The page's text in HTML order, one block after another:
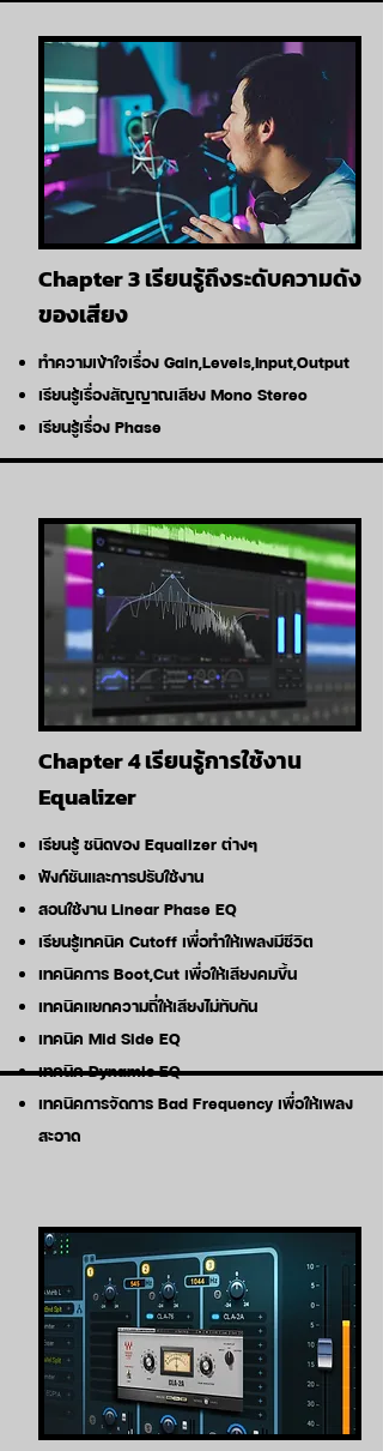
Chapter 3 เรียนรู้ถึงระดับความดัง
ของเสียง
ทำความเข้าใจเรื่อง Gain,Levels,Input,Output
เรียนรู้เรื่องสัญญาณเสียง Mono Stereo
เรียนรู้เรื่อง Phase
Chapter 4 เรียนรู้การใช้งาน
Equalizer
เรียนรู้ ชนิดของ Equalizer ต่างๆ
ฟังก์ชันและการปรับใช้งาน
สอนใช้งาน Linear Phase EQ
เรียนรู้เทคนิค Cutoff เพื่อทำให้เพลงมีชีวิต
เทคนิคการ Boot,Cut เพื่อให้เสียงคมขึ้น
เทคนิคแยกความถี่ให้เสียงไม่ทับกัน
เทคนิค Mid Side EQ
เทคนิค Dynamic EQ
เทคนิคการจัดการ Bad Frequency เพื่อให้เพลง
สะอาด